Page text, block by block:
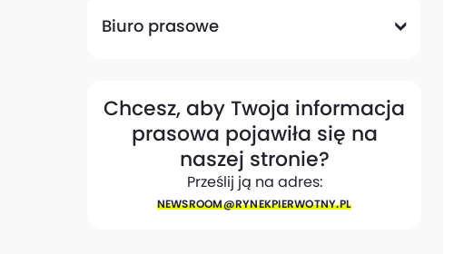
Biuro prasowe
Chcesz, aby Twoja informacja
prasowa pojawiła się na
naszej stronie?
Prześlij ją na adres:
NEWSROOM@​RYNEKPIERWOTNY.PL